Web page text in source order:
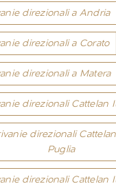
direzionali a Andria
direzionali a Corato
direzionali a Matera
direzionali Cattelan
direzionali
Puglia
direzionali Cattelan